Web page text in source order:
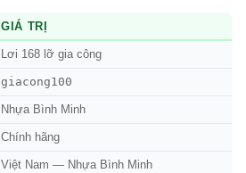
GIÁ TRỊ
Lơi 168 lỡ gia công
giacong100
Nhựa Bình Minh
Chính hãng
Việt Nam — Nhựa Bình Minh